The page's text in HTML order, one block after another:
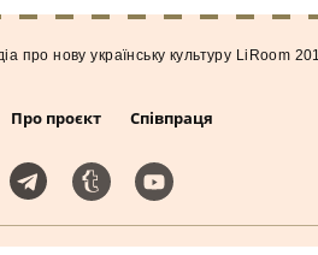
Про проєкт Співпраця
про нову українську культуру LiRoom